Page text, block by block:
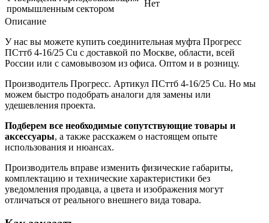
промышленным сектором
Нет
Описание
У нас вы можете купить соединительная муфта Прогресс
ПСттб 4-16/25 Cu с доставкой по Москве, области, всей
России или с самовывозом из офиса. Оптом и в розницу.
Производитель Прогресс. Артикул ПСттб 4-16/25 Cu. Но мы
можем быстро подобрать аналоги для замены или
удешевления проекта.
Подберем все необходимые сопутствующие товары и
аксессуары, а также расскажем о настоящем опыте
использования и нюансах.
Производитель вправе изменить физические габариты,
комплектацию и технические характеристики без
уведомления продавца, а цвета и изображения могут
отличаться от реального внешнего вида товара.